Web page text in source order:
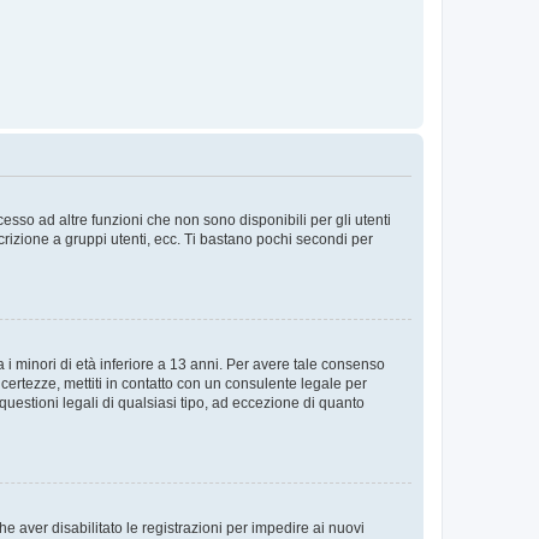
ad altre funzioni che non sono disponibili per gli utenti
a gruppi utenti, ecc. Ti bastano pochi secondi per
minori di età inferiore a 13 anni. Per avere tale consenso
mettiti in contatto con un consulente legale per
legali di qualsiasi tipo, ad eccezione di quanto
aver disabilitato le registrazioni per impedire ai nuovi